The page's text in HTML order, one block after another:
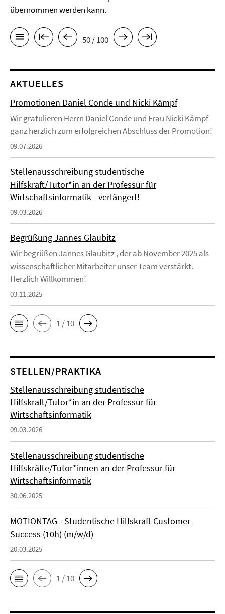
übernommen werden kann.
50 / 100
AKTUELLES
Promotionen Daniel Conde und Nicki Kämpf
Wir gratulieren Herrn Daniel Conde und Frau Nicki Kämpf
ganz herzlich zum erfolgreichen Abschluss der Promotion!
09.07.2026
Stellenausschreibung studentische
Hilfskraft/Tutor*in an der Professur für
Wirtschaftsinformatik - verlängert!
09.03.2026
Begrüßung Jannes Glaubitz
Wir begrüßen Jannes Glaubitz , der ab November 2025 als
wissenschaftlicher Mitarbeiter unser Team verstärkt.
Herzlich Willkommen!
03.11.2025
1 / 10
STELLEN/PRAKTIKA
Stellenausschreibung studentische
Hilfskraft/Tutor*in an der Professur für
Wirtschaftsinformatik
09.03.2026
Stellenausschreibung studentische
Hilfskräfte/Tutor*innen an der Professur für
Wirtschaftsinformatik
30.06.2025
MOTIONTAG - Studentische Hilfskraft Customer
Success (10h) (m/w/d)
20.03.2025
1 / 10